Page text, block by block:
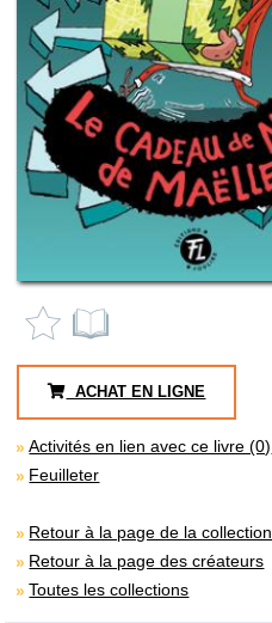
ACHAT EN LIGNE
Activités en lien avec ce livre (0)
Feuilleter
Retour à la page de la collection
Retour à la page des créateurs
Toutes les collections